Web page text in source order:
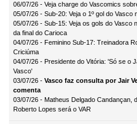
06/07/26 - Veja charge do Vascomics
05/07/26 - Sub-20: Veja o 1º gol do
05/07/26 - Sub-15: Veja os gols do Vasco
da final do Carioca
04/07/26 - Feminino Sub-17: Treinadora
Criciúma
04/07/26 - Presidente do Vitória: 'Só se o
Vasco'
03/07/26 - Vasco faz consulta por Jair
comenta
03/07/26 - Matheus Delgado Candançan,
Roberto Lopes será o VAR